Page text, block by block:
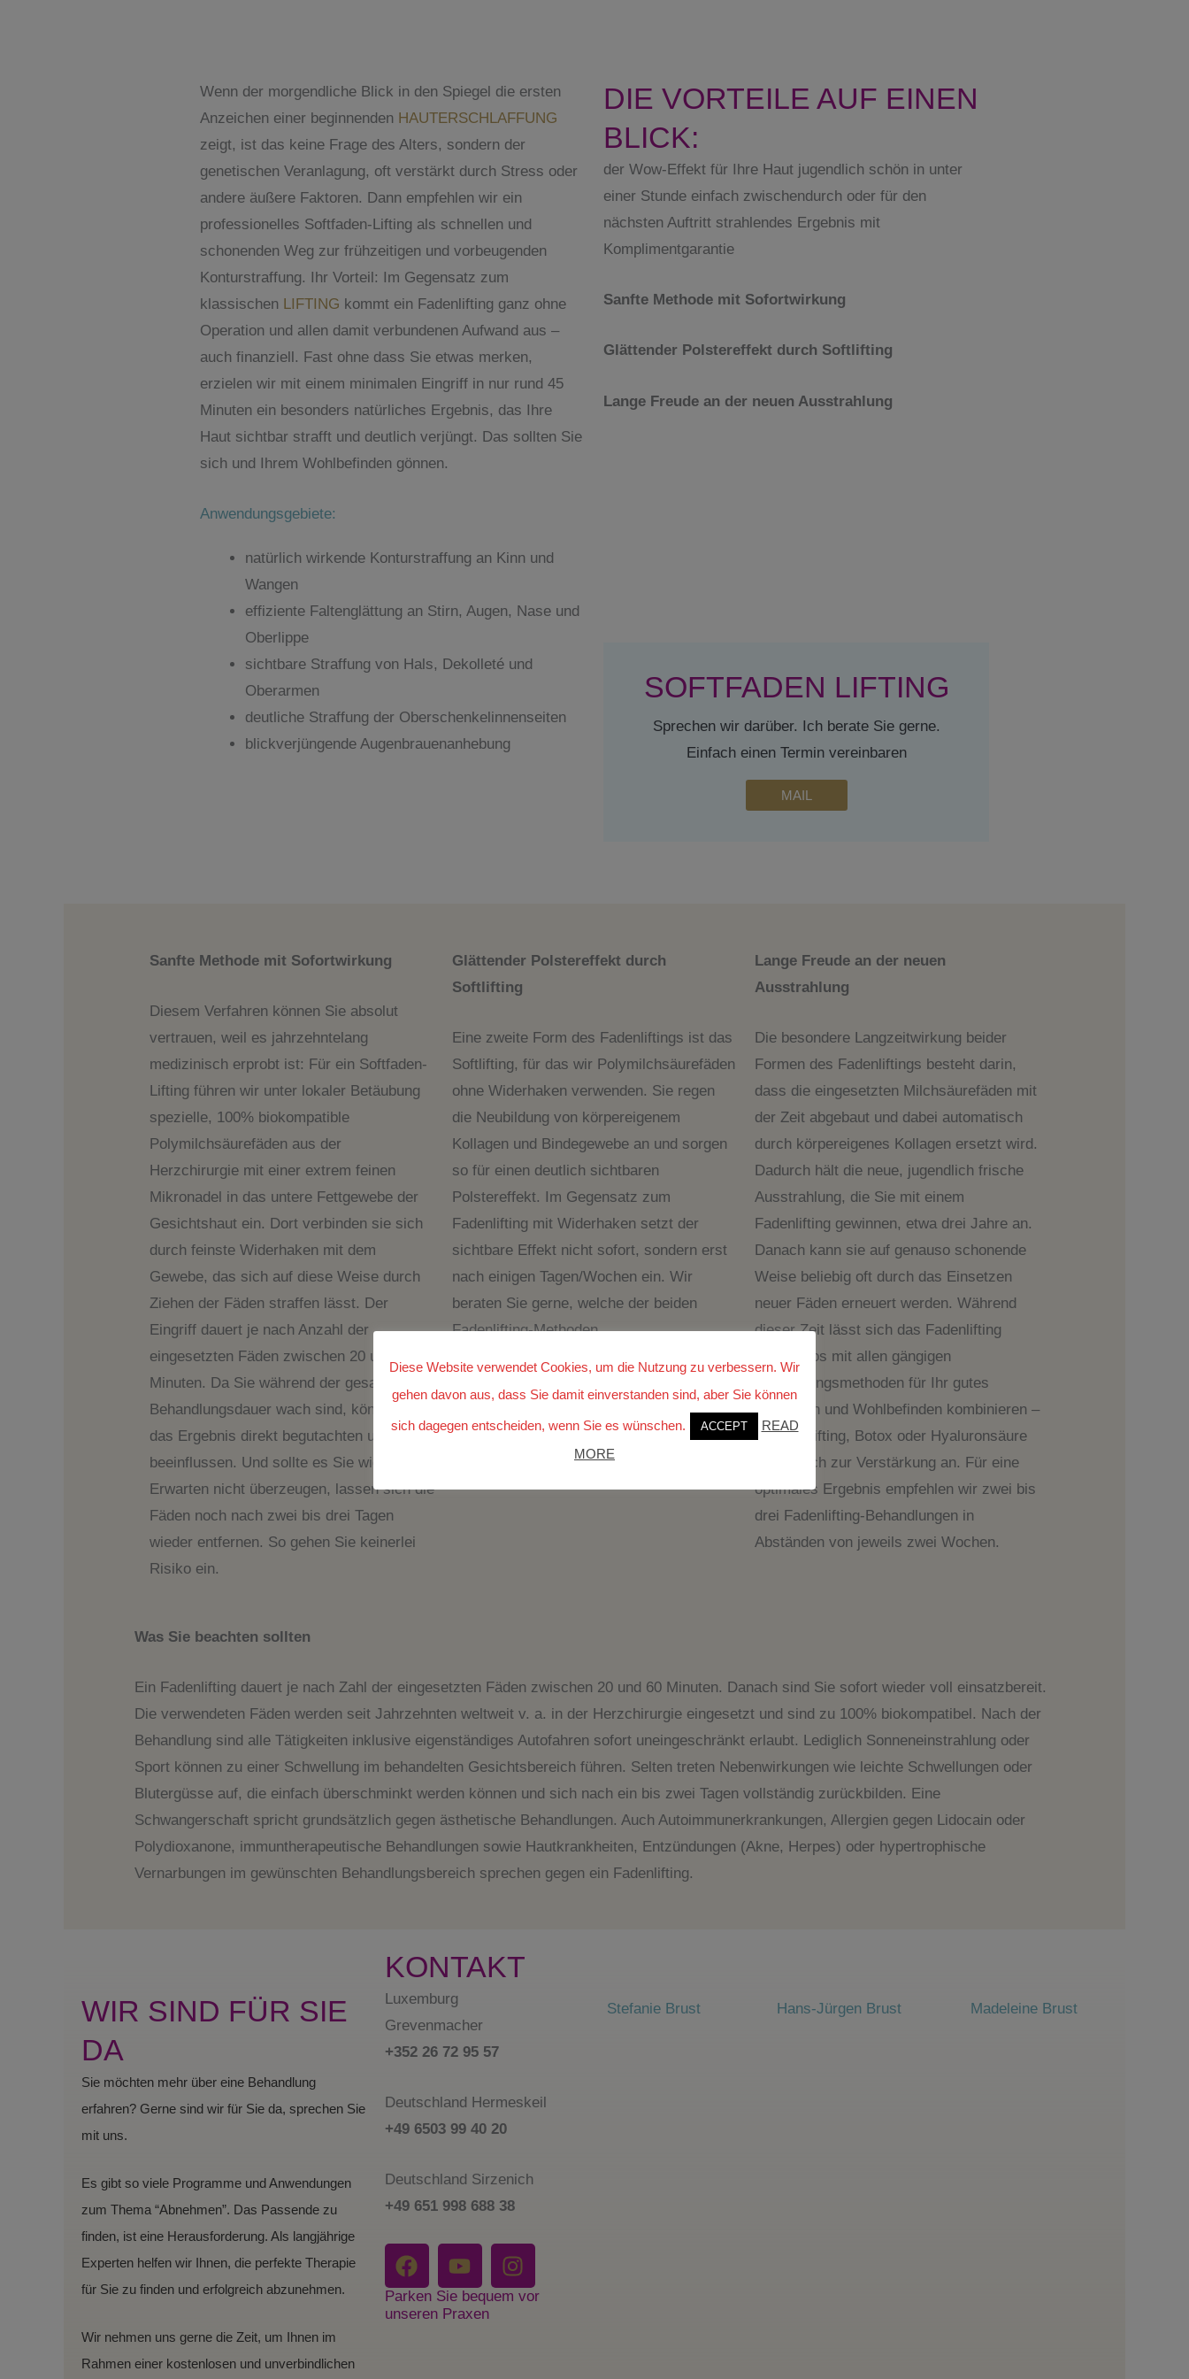
Wenn der morgendliche Blick in den Spiegel die ersten
Anzeichen einer beginnenden HAUTERSCHLAFFUNG
zeigt, ist das keine Frage des Alters, sondern der
genetischen Veranlagung, oft verstärkt durch Stress oder
andere äußere Faktoren. Dann empfehlen wir ein
professionelles Softfaden-Lifting als schnellen und
schonenden Weg zur frühzeitigen und vorbeugenden
Konturstraffung. Ihr Vorteil: Im Gegensatz zum
klassischen LIFTING kommt ein Fadenlifting ganz ohne
Operation und allen damit verbundenen Aufwand aus –
auch finanziell. Fast ohne dass Sie etwas merken,
erzielen wir mit einem minimalen Eingriff in nur rund 45
Minuten ein besonders natürliches Ergebnis, das Ihre
Haut sichtbar strafft und deutlich verjüngt. Das sollten Sie
sich und Ihrem Wohlbefinden gönnen.
Anwendungsgebiete:
natürlich wirkende Konturstraffung an Kinn und
Wangen
effiziente Faltenglättung an Stirn, Augen, Nase und
Oberlippe
sichtbare Straffung von Hals, Dekolleté und
Oberarmen
deutliche Straffung der Oberschenkelinnenseiten
blickverjüngende Augenbrauenanhebung
DIE VORTEILE AUF EINEN
BLICK:
der Wow-Effekt für Ihre Haut jugendlich schön in unter
einer Stunde einfach zwischendurch oder für den
nächsten Auftritt strahlendes Ergebnis mit
Komplimentgarantie
Sanfte Methode mit Sofortwirkung
Glättender Polstereffekt durch Softlifting
Lange Freude an der neuen Ausstrahlung
SOFTFADEN LIFTING
Sprechen wir darüber. Ich berate Sie gerne.
Einfach einen Termin vereinbaren
MAIL
Sanfte Methode mit Sofortwirkung
Diesem Verfahren können Sie absolut
vertrauen, weil es jahrzehntelang
medizinisch erprobt ist: Für ein Softfaden-
Lifting führen wir unter lokaler Betäubung
spezielle, 100% biokompatible
Polymilchsäurefäden aus der
Herzchirurgie mit einer extrem feinen
Mikronadel in das untere Fettgewebe der
Gesichtshaut ein. Dort verbinden sie sich
durch feinste Widerhaken mit dem
Gewebe, das sich auf diese Weise durch
Ziehen der Fäden straffen lässt. Der
Eingriff dauert je nach Anzahl der
eingesetzten Fäden zwischen 20 und 60
Minuten. Da Sie während der gesamten
Behandlungsdauer wach sind, können Sie
das Ergebnis direkt begutachten und mit
beeinflussen. Und sollte es Sie wider
Erwarten nicht überzeugen, lassen sich die
Fäden noch nach zwei bis drei Tagen
wieder entfernen. So gehen Sie keinerlei
Risiko ein.
Glättender Polstereffekt durch
Softlifting
Eine zweite Form des Fadenliftings ist das
Softlifting, für das wir Polymilchsäurefäden
ohne Widerhaken verwenden. Sie regen
die Neubildung von körpereigenem
Kollagen und Bindegewebe an und sorgen
so für einen deutlich sichtbaren
Polstereffekt. Im Gegensatz zum
Fadenlifting mit Widerhaken setzt der
sichtbare Effekt nicht sofort, sondern erst
nach einigen Tagen/Wochen ein. Wir
beraten Sie gerne, welche der beiden
Fadenlifting-Methoden
Lange Freude an der neuen
Ausstrahlung
Die besondere Langzeitwirkung beider
Formen des Fadenliftings besteht darin,
dass die eingesetzten Milchsäurefäden mit
der Zeit abgebaut und dabei automatisch
durch körpereigenes Kollagen ersetzt wird.
Dadurch hält die neue, jugendlich frische
Ausstrahlung, die Sie mit einem
Fadenlifting gewinnen, etwa drei Jahre an.
Danach kann sie auf genauso schonende
Weise beliebig oft durch das Einsetzen
neuer Fäden erneuert werden. Während
dieser Zeit lässt sich das Fadenlifting
problemlos mit allen gängigen
Behandlungsmethoden für Ihr gutes
Aussehen und Wohlbefinden kombinieren –
Vampir-Lifting, Botox oder Hyaluronsäure
bieten sich zur Verstärkung an. Für eine
optimales Ergebnis empfehlen wir zwei bis
drei Fadenlifting-Behandlungen in
Abständen von jeweils zwei Wochen.
Was Sie beachten sollten
Ein Fadenlifting dauert je nach Zahl der eingesetzten Fäden zwischen 20 und 60 Minuten. Danach sind Sie sofort wieder voll einsatzbereit.
Die verwendeten Fäden werden seit Jahrzehnten weltweit v. a. in der Herzchirurgie eingesetzt und sind zu 100% biokompatibel. Nach der
Behandlung sind alle Tätigkeiten inklusive eigenständiges Autofahren sofort uneingeschränkt erlaubt. Lediglich Sonneneinstrahlung oder
Sport können zu einer Schwellung im behandelten Gesichtsbereich führen. Selten treten Nebenwirkungen wie leichte Schwellungen oder
Blutergüsse auf, die einfach überschminkt werden können und sich nach ein bis zwei Tagen vollständig zurückbilden. Eine
Schwangerschaft spricht grundsätzlich gegen ästhetische Behandlungen. Auch Autoimmunerkrankungen, Allergien gegen Lidocain oder
Polydioxanone, immuntherapeutische Behandlungen sowie Hautkrankheiten, Entzündungen (Akne, Herpes) oder hypertrophische
Vernarbungen im gewünschten Behandlungsbereich sprechen gegen ein Fadenlifting.
WIR SIND FÜR SIE
DA
Sie möchten mehr über eine Behandlung
erfahren? Gerne sind wir für Sie da, sprechen Sie
mit uns.
Es gibt so viele Programme und Anwendungen
zum Thema “Abnehmen”. Das Passende zu
finden, ist eine Herausforderung. Als langjährige
Experten helfen wir Ihnen, die perfekte Therapie
für Sie zu finden und erfolgreich abzunehmen.
Wir nehmen uns gerne die Zeit, um Ihnen im
Rahmen einer kostenlosen und unverbindlichen
KONTAKT
Luxemburg
Grevenmacher
+352 26 72 95 57
Deutschland Hermeskeil
+49 6503 99 40 20
Deutschland Sirzenich
+49 651 998 688 38
F
A
C
E
Y
O
U
T
I
N
S
Parken Sie bequem vor
unseren Praxen
Stefanie Brust Hans-Jürgen Brust Madeleine Brust
Diese Website verwendet Cookies, um die Nutzung zu verbessern. Wir
gehen davon aus, dass Sie damit einverstanden sind, aber Sie können
sich dagegen entscheiden, wenn Sie es wünschen. ACCEPT
READ
MORE